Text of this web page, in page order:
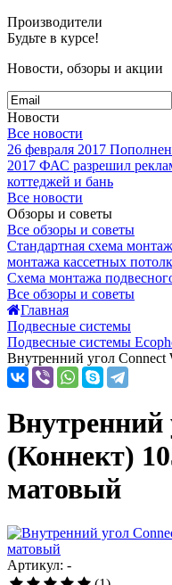
Производители
Будьте в курсе!
Новости, обзоры и акции
Новости
Все новости
26 февраля 2017
2017 ФАС разрешил
коттеджей и бань
Все новости
Обзоры и советы
Все обзоры и советы
Стандартная схема
монтажа кассетных
Схема монтажа
Все обзоры и советы
Главная
Подвесные системы
Подвесные системы
Внутренний угол
Внутренний
(Коннект)
матовый
Артикул: -